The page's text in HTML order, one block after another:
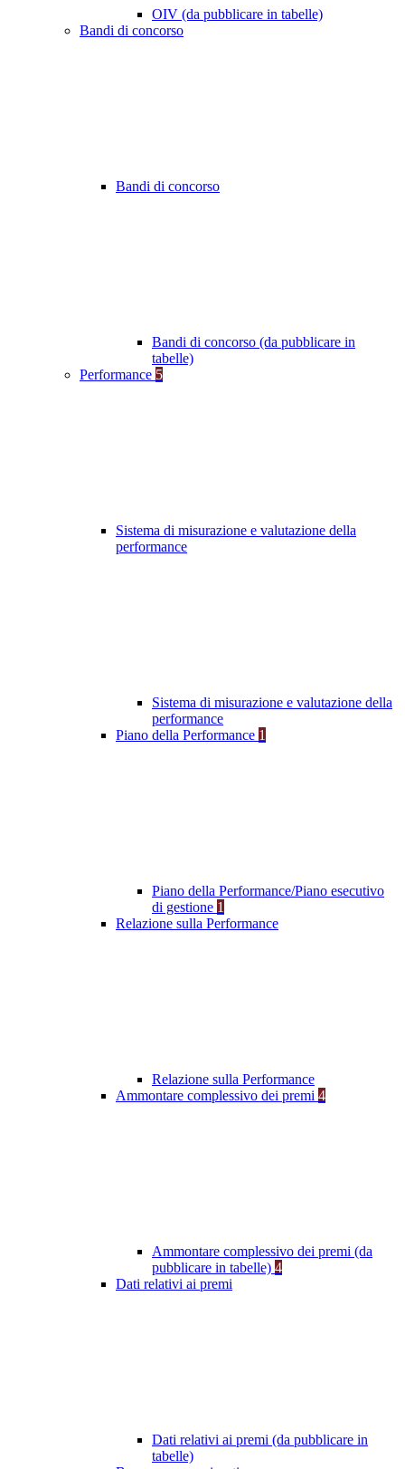
OIV (da pubblicare in tabelle)
Bandi di concorso
Bandi di concorso
Bandi di concorso (da pubblicare in
tabelle)
Performance 5
Sistema di misurazione e valutazione della
performance
Sistema di misurazione e valutazione della
performance
Piano della Performance 1
Piano della Performance/Piano esecutivo
di gestione 1
Relazione sulla Performance
Relazione sulla Performance
Ammontare complessivo dei premi 4
Ammontare complessivo dei premi (da
pubblicare in tabelle) 4
Dati relativi ai premi
Dati relativi ai premi (da pubblicare in
tabelle)